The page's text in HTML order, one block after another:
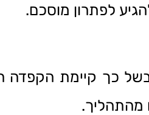
לפתרון מוסכם.
בשל כך קיימת הקפדה
מהתהליך.